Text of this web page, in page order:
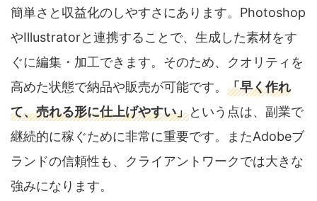
簡単さと収益化のしやすさにあります。Photoshop
やIllustratorと連携することで、生成した素材をす
ぐに編集・加工できます。そのため、クオリティを
高めた状態で納品や販売が可能です。 「早く作れ
て、売れる形に仕上げやすい」という点は、副業で
継続的に稼ぐために非常に重要です。またAdobeブ
ランドの信頼性も、クライアントワークでは大きな
強みになります。